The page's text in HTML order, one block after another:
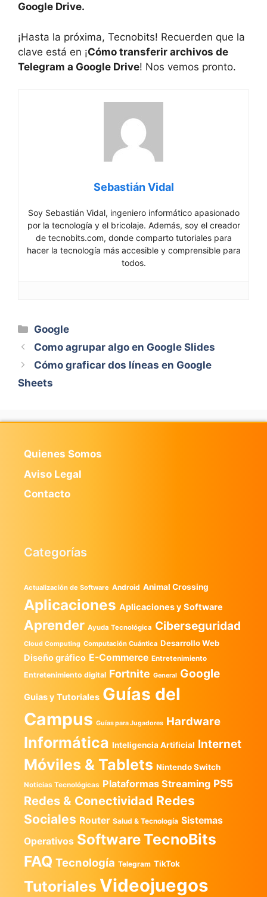
Google Drive.
¡Hasta la próxima, Tecnobits! Recuerden que la
clave está en ¡Cómo transferir archivos de
Telegram a Google Drive! Nos vemos pronto.
Sebastián Vidal
Soy Sebastián Vidal, ingeniero informático apasionado
por la tecnología y el bricolaje. Además, soy el creador
de tecnobits.com, donde comparto tutoriales para
hacer la tecnología más accesible y comprensible para
todos.
Categorías
Google
Como agrupar algo en Google Slides
Cómo graficar dos líneas en Google
Sheets
Quienes Somos
Aviso Legal
Contacto
Categorías
Actualización de Software Android Animal Crossing
Aplicaciones Aplicaciones y Software
Aprender Ayuda Tecnológica Ciberseguridad
Cloud Computing Computación Cuántica Desarrollo Web
Diseño gráfico E-Commerce Entretenimiento
Entretenimiento digital Fortnite General Google
Guias y Tutoriales Guías del
Campus Guías para Jugadores Hardware
Informática Inteligencia Artificial Internet
Móviles & Tablets Nintendo Switch
Noticias Tecnológicas Plataformas Streaming PS5
Redes & Conectividad Redes
Sociales Router Salud & Tecnología Sistemas
Operativos SoftwareTecnoBits
FAQ Tecnología Telegram TikTok
Tutoriales Videojuegos